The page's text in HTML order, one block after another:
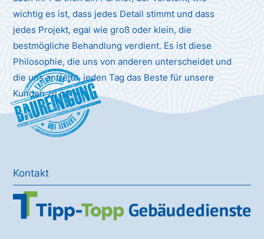
wichtig es ist, dass jedes Detail stimmt und dass
jedes Projekt, egal wie groß oder klein, die
bestmögliche Behandlung verdient. Es ist diese
Philosophie, die uns von anderen unterscheidet und
die uns antreibt, jeden Tag das Beste für unsere
Kunden zu geben.
Baureinigung
Kontakt